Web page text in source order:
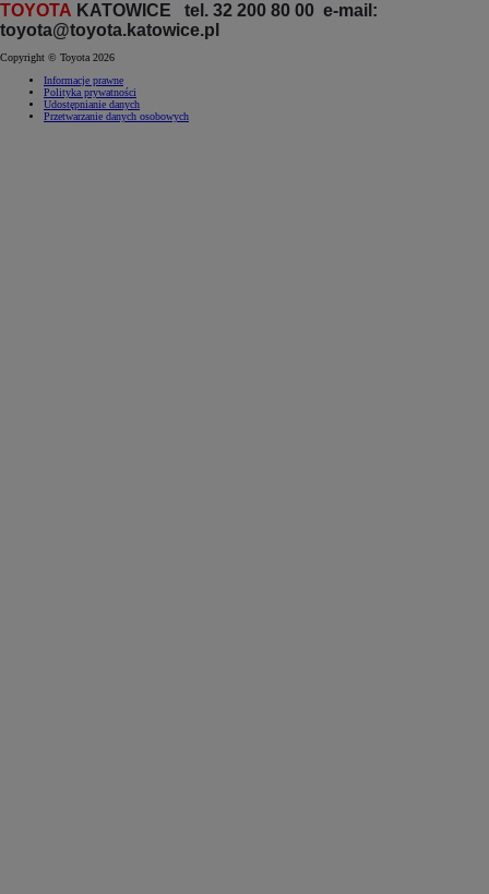
TOYOTA KATOWICE tel. 32 200 80 00 e-mail:
toyota@toyota.katowice.pl
Copyright © Toyota 2026
Informacje prawne
Polityka prywatności
Udostępnianie danych
Przetwarzanie danych osobowych